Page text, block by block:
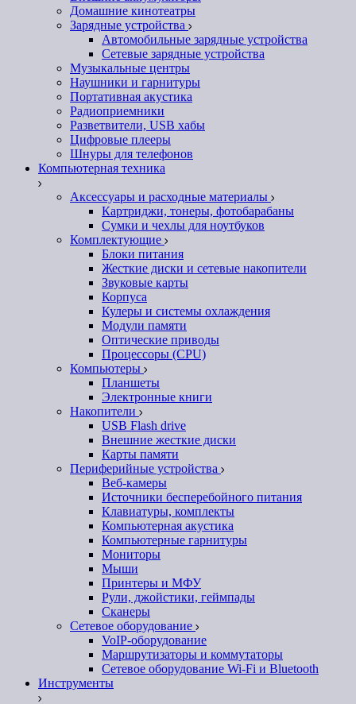
Домашние кинотеатры
Зарядные устройства
Автомобильные зарядные устройства
Сетевые зарядные устройства
Музыкальные центры
Наушники и гарнитуры
Портативная акустика
Радиоприемники
Разветвители, USB хабы
Цифровые плееры
Шнуры для телефонов
Компьютерная техника
Аксессуары и расходные материалы
Картриджи, тонеры, фотобарабаны
Сумки и чехлы для ноутбуков
Комплектующие
Блоки питания
Жесткие диски и сетевые накопители
Звуковые карты
Корпуса
Кулеры и системы охлаждения
Модули памяти
Оптические приводы
Процессоры (CPU)
Компьютеры
Планшеты
Электронные книги
Накопители
USB Flash drive
Внешние жесткие диски
Карты памяти
Периферийные устройства
Веб-камеры
Источники бесперебойного питания
Клавиатуры, комплекты
Компьютерная акустика
Компьютерные гарнитуры
Мониторы
Мыши
Принтеры и МФУ
Рули, джойстики, геймпады
Сканеры
Сетевое оборудование
VoIP-оборудование
Маршрутизаторы и коммутаторы
Сетевое оборудование Wi-Fi и Bluetooth
Инструменты